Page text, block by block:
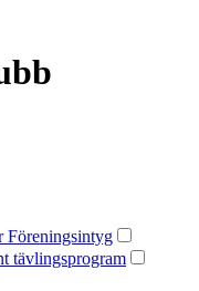
Föreningsintyg
tävlingsprogram